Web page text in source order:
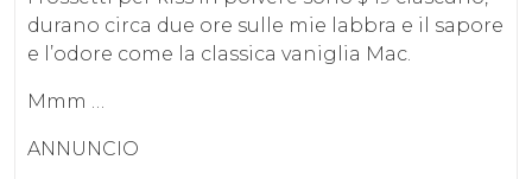
durano circa due ore sulle mie labbra e il sapore
e l’odore come la classica vaniglia Mac.
Mmm …
ANNUNCIO